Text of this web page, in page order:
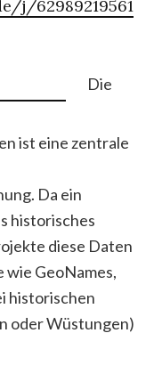
j/62989219561
Die
ist eine zentrale
Da ein
historisches
diese Daten
GeoNames,
historischen
oder Wüstungen)